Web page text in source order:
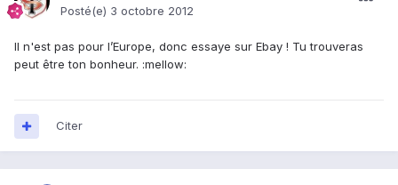
Posté(e) 3 octobre 2012
Il n'est pas pour l’Europe, donc essaye sur Ebay ! Tu trouveras
peut être ton bonheur. :mellow:
Citer